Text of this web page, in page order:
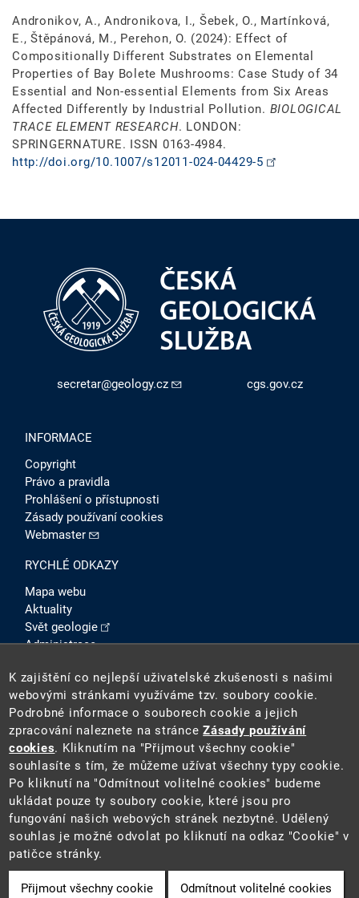
Andronikov, A., Andronikova, I., Šebek, O., Martínková,
E., Štěpánová, M., Perehon, O. (2024): Effect of
Compositionally Different Substrates on Elemental
Properties of Bay Bolete Mushrooms: Case Study of 34
Essential and Non-essential Elements from Six Areas
Affected Differently by Industrial Pollution. BIOLOGICAL
TRACE ELEMENT RESEARCH. LONDON:
SPRINGERNATURE. ISSN 0163-4984.
http://doi.org/10.1007/s12011-024-04429-5
secretar@geology.cz cgs.gov.cz
INFORMACE
Copyright
Právo a pravidla
Prohlášení o přístupnosti
Zásady používaní cookies
Webmaster
RYCHLÉ ODKAZY
Mapa webu
Aktuality
Svět geologie
Administrace
SOCIÁLNÍ SÍTĚ
2026 ©Česká geologická služba(ČGS). ČGS je státní
příspěvkovou organizací pověřenou výkonem státní
geologické služby na území ČR.
K zajištění co nejlepší uživatelské zkušenosti s našimi
webovými stránkami využíváme tzv. soubory cookie.
Podrobné informace o souborech cookie a jejich
zpracování naleznete na stránceZásady používání
cookies. Kliknutím na "Přijmout všechny cookie"
souhlasíte s tím, že můžeme užívat všechny typy cookie.
Po kliknutí na "Odmítnout volitelné cookies" budeme
ukládat pouze ty soubory cookie, které jsou pro
fungování našich webových stránek nezbytné. Udělený
souhlas je možné odvolat po kliknutí na odkaz "Cookie" v
patičce stránky.
Přijmout všechny cookie Odmítnout volitelné cookies